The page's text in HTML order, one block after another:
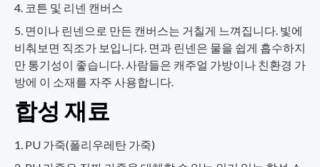
코튼 및 리넨 캔버스
면이나 린넨으로 만든 캔버스는 거칠게 느껴집니다. 빛에
비춰보면 직조가 보입니다. 면과 린넨은 물을 쉽게 흡수하지
만 통기성이 좋습니다. 사람들은 캐주얼 가방이나 친환경 가
방에 이 소재를 자주 사용합니다.
합성 재료
PU 가죽(폴리우레탄 가죽)